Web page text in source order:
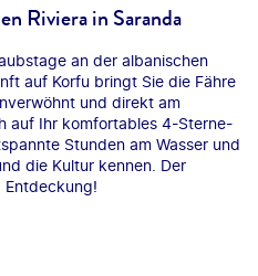
Riviera in Saranda
an der albanischen
auf Korfu bringt Sie die Fähre
und direkt am
auf Ihr komfortables 4-Sterne-
Stunden am Wasser und
die Kultur kennen. Der
Entdeckung!